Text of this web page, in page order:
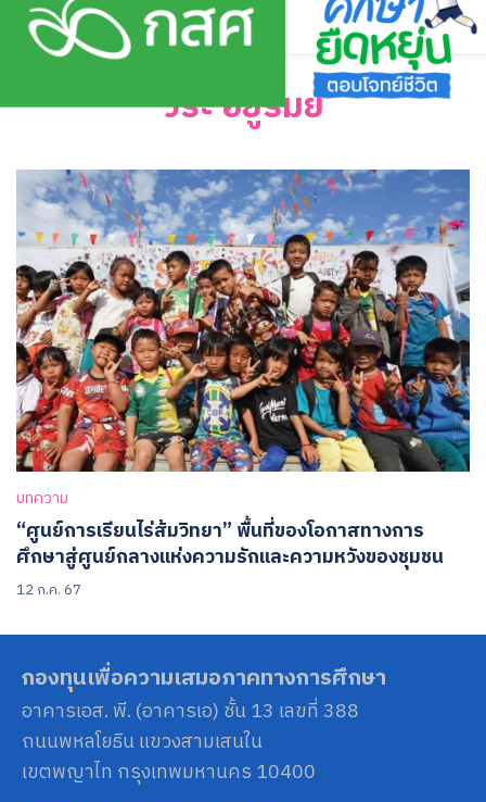
Skip
วีระ อยู่รัมย์
บทความ
“ศูนย์การเรียนไร่ส้มวิทยา” พื้นที่ของโอกาสทางการ
ศึกษาสู่ศูนย์กลางแห่งความรักและความหวังของชุมชน
12 ก.ค. 67
กองทุนเพื่อความเสมอภาคทางการศึกษา
อาคารเอส. พี. (อาคารเอ) ชั้น 13 เลขที่ 388
ถนนพหลโยธิน แขวงสามเสนใน
เขตพญาไท กรุงเทพมหานคร 10400